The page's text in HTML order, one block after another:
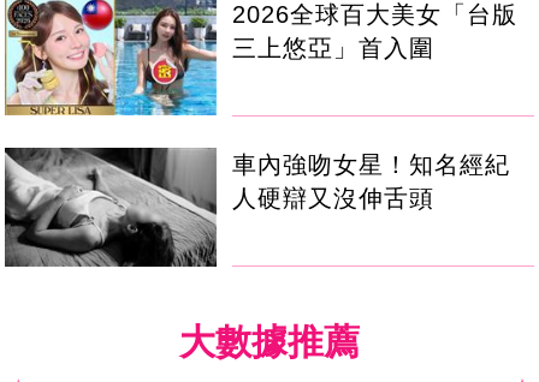
2026全球百大美女「台版
三上悠亞」首入圍
車內強吻女星！知名經紀
人硬辯又沒伸舌頭
大數據推薦